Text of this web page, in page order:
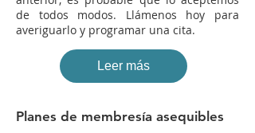
de todos modos. Llámenos hoy para
averiguarlo y programar una cita.
Leer más
Planes de membresía asequibles